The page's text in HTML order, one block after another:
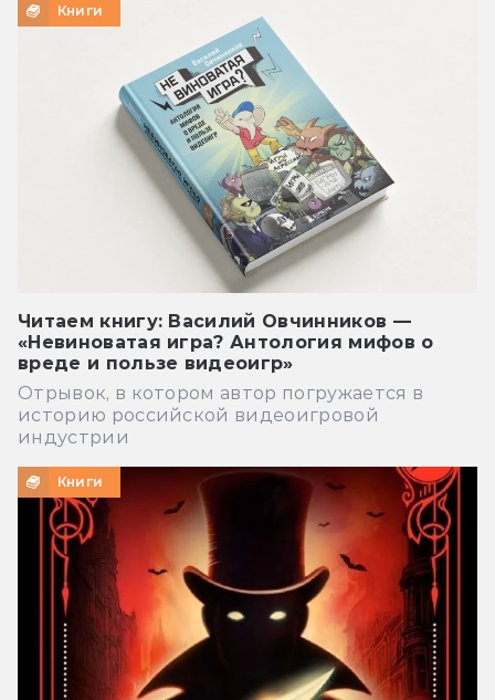
Книги
Читаем книгу: Василий Овчинников —
«Невиноватая игра? Антология мифов о
вреде и пользе видеоигр»
Отрывок, в котором автор погружается в
историю российской видеоигровой
индустрии
Книги